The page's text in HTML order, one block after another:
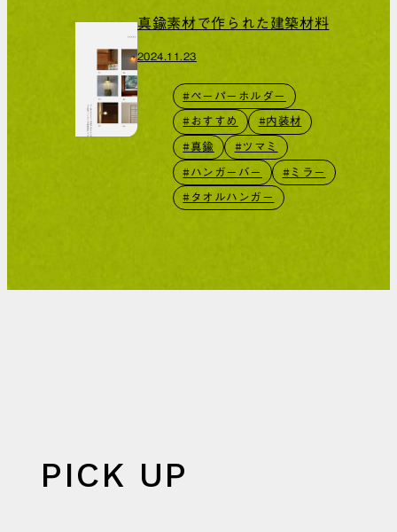
真鍮素材で作られた建築材料
2024.11.23
#ペーパーホルダー
#おすすめ #内装材
#真鍮 #ツマミ
#ハンガーバー #ミラー
#タオルハンガー
PICK UP